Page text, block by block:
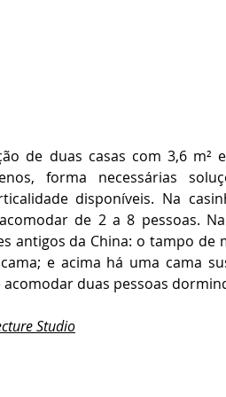
de duas casas com 3,6 m²
forma necessárias
disponíveis. Na
de 2 a 8 pessoas.
antigos da China: o tampo de
e acima há uma cama
duas pessoas
Studio